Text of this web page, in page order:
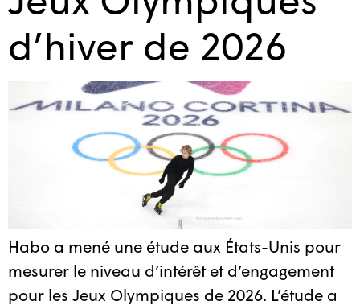
d’hiver de 2026
Habo a mené une étude aux États-Unis pour
mesurer le niveau d’intérêt et d’engagement
pour les Jeux Olympiques de 2026. L’étude a